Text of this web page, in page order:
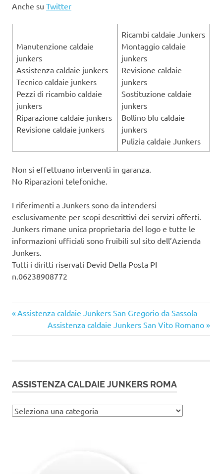
Anche su Twitter
Manutenzione caldaie
junkers
Assistenza caldaie junkers
Tecnico caldaie junkers
Pezzi di ricambio caldaie
junkers
Riparazione caldaie junkers
Revisione caldaie junkers
Ricambi caldaie Junkers
Montaggio caldaie
junkers
Revisione caldaie
junkers
Sostituzione caldaie
junkers
Bollino blu caldaie
junkers
Pulizia caldaie Junkers
Non si effettuano interventi in garanza.
No Riparazioni telefoniche.
I riferimenti a Junkers sono da intendersi
esclusivamente per scopi descrittivi dei servizi offerti.
Junkers rimane unica proprietaria del logo e tutte le
informazioni ufficiali sono fruibili sul sito dell’Azienda
Junkers.
Tutti i diritti riservati Devid Della Posta PI
n.06238908772
Navigazione
articoli
Articolo
precedente:
Assistenza caldaie Junkers San Gregorio da Sassola
Articolo
successivo:
Assistenza caldaie Junkers San Vito Romano
ASSISTENZA CALDAIE JUNKERS ROMA
Assistenza